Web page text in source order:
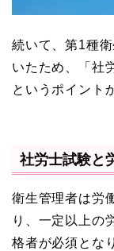
続いて、第1種
いたため、「社
というポイント
社労士試験と
衛生管理者は労
り、一定以上の
格者が必須とな